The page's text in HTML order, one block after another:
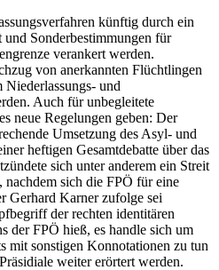
künftig durch ein
und Sonderbestimmungen für
verankert werden.
von anerkannten Flüchtlingen
Niederlassungs- und
Auch für unbegleitete
neue Regelungen geben: Der
Umsetzung des Asyl- und
heftigen Gesamtdebatte über das
sich unter anderem ein Streit
sich die FPÖ für eine
Gerhard Karner zufolge sei
der rechten identitären
der FPÖ hieß, es handle sich um
mit sonstigen Konnotationen zu tun
weiter erörtert werden.